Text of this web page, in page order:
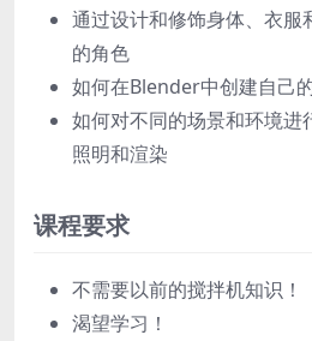
通过设计和修饰身体、衣服
的角色
如何在Blender中创建自己
如何对不同的场景和环境进
照明和渲染
课程要求
不需要以前的搅拌机知识！
渴望学习！